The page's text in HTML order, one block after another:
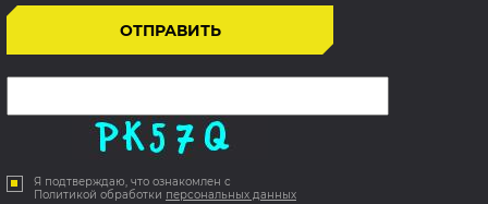
Я подтверждаю, что ознакомлен с
Политикой обработки персональных данных